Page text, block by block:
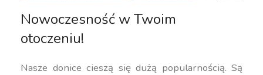
Nowoczesność w Twoim
otoczeniu!
Nasze donice cieszą się dużą popularnością. Są